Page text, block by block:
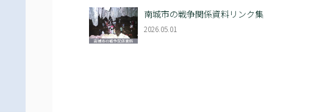
南城市の戦争関係資料リンク集
2026.05.01